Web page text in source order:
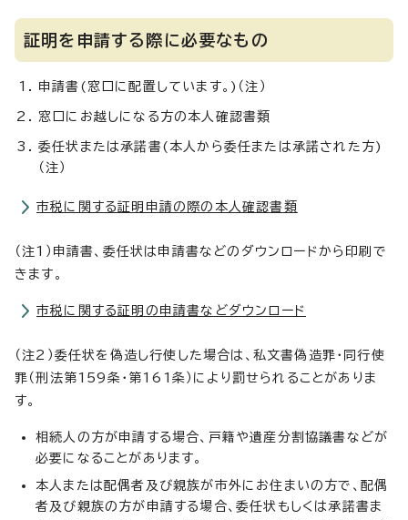
証明を申請する際に必要なもの
申請書(窓口に配置しています。)（注）
窓口にお越しになる方の本人確認書類
委任状または承諾書(本人から委任または承諾された方)
（注）
市税に関する証明申請の際の本人確認書類
（注1）申請書、委任状は申請書などのダウンロードから印刷で
きます。
市税に関する証明の申請書などダウンロード
（注2）委任状を偽造し行使した場合は、私文書偽造罪・同行使
罪（刑法第159条・第161条）により罰せられることがありま
す。
相続人の方が申請する場合、戸籍や遺産分割協議書などが
必要になることがあります。
本人または配偶者及び親族が市外にお住まいの方で、配偶
者及び親族の方が申請する場合、委任状もしくは承諾書ま